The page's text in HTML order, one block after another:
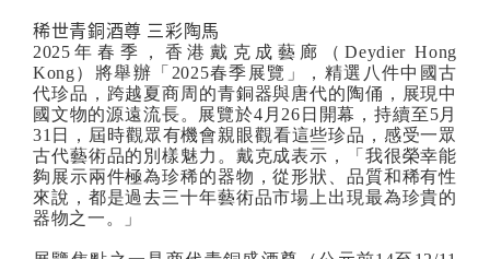
稀世青銅酒尊 三彩陶馬
2025 年春季，香港戴克成藝廊（Deydier Hong
Kong）將舉辦「 2025春季展覽」，精選八件中國古
代珍品，跨越夏商周的青銅器與唐代的陶俑，展現中
國文物的源遠流長。展覽於4 月 26 日開幕，持續至5月
31 日，屆時觀眾有機會親眼觀看這些珍品，感受一眾
古代藝術品的別樣魅力。戴克成表示，「我很榮幸能
夠展示兩件極為珍稀的器物，從形狀、品質和稀有性
來說，都是過去三十年藝術品市場上出現最為珍貴的
器物之一。」